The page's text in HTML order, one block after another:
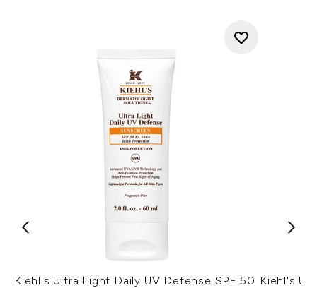
Kiehl's Ultra Light Daily UV Defense SPF 50 Kiehl's